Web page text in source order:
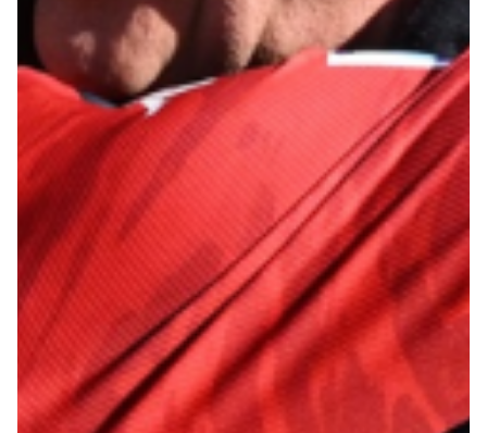
Summer Sale
Mare
Accessori
Party
Outlet
Helan x Genoa
Isolani x Genoa
Gift Card Online Store